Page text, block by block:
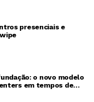
presenciais e
o novo modelo
em tempos de